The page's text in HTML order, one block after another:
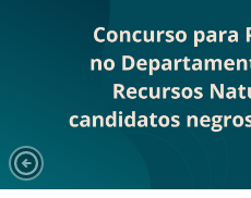
Previous Slide